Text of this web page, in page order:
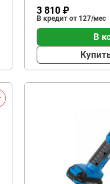
3 810 ₽
В кредит от 127/мес
В